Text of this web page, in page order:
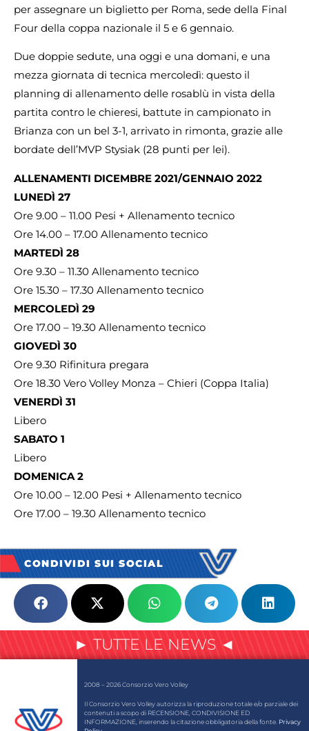
per assegnare un biglietto per Roma, sede della Final
Four della coppa nazionale il 5 e 6 gennaio.
Due doppie sedute, una oggi e una domani, e una
mezza giornata di tecnica mercoledì: questo il
planning di allenamento delle rosablù in vista della
partita contro le chieresi, battute in campionato in
Brianza con un bel 3-1, arrivato in rimonta, grazie alle
bordate dell’MVP Stysiak (28 punti per lei).
ALLENAMENTI DICEMBRE 2021/GENNAIO 2022
LUNEDÌ 27
Ore 9.00 – 11.00 Pesi + Allenamento tecnico
Ore 14.00 – 17.00 Allenamento tecnico
MARTEDÌ 28
Ore 9.30 – 11.30 Allenamento tecnico
Ore 15.30 – 17.30 Allenamento tecnico
MERCOLEDÌ 29
Ore 17.00 – 19.30 Allenamento tecnico
GIOVEDÌ 30
Ore 9.30 Rifinitura pregara
Ore 18.30 Vero Volley Monza – Chieri (Coppa Italia)
VENERDÌ 31
Libero
SABATO 1
Libero
DOMENICA 2
Ore 10.00 – 12.00 Pesi + Allenamento tecnico
Ore 17.00 – 19.30 Allenamento tecnico
CONDIVIDI SUI SOCIAL
► TUTTE LE NEWS ◄
2008 – 2026 Consorzio Vero Volley
Il Consorzio Vero Volley autorizza la riproduzione totale e/o parziale dei
contenuti a scopo di RECENSIONE, CONDIVISIONE ED
INFORMAZIONE, inserendo la citazione obbligatoria della fonte. Privacy